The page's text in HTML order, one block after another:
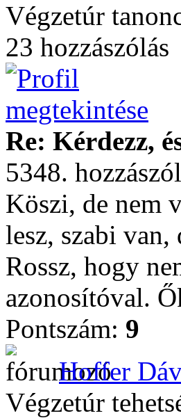
Végzetúr
23 hozzászólás
Re: Kérdezz,
5348.
Köszi, de nem
lesz, szabi
Rossz, hogy
azonosítóval.
Pontszám: 9
Hoffer
Végzetúr